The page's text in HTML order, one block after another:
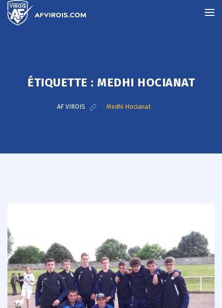
ÉTIQUETTE : MEDHI HOCIANAT
AF VIROIS > Medhi Hocianat